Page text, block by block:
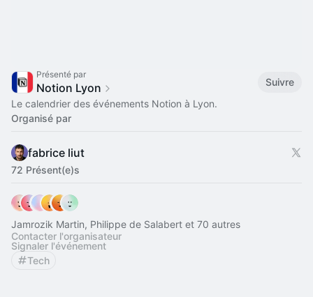
Présenté par
Notion Lyon
Suivre
Le calendrier des événements Notion à Lyon.
Organisé par
fabrice liut
72 Présent(e)s
Jamrozik Martin, Philippe de Salabert et 70 autres
Contacter l'organisateur
Signaler l'événement
Tech